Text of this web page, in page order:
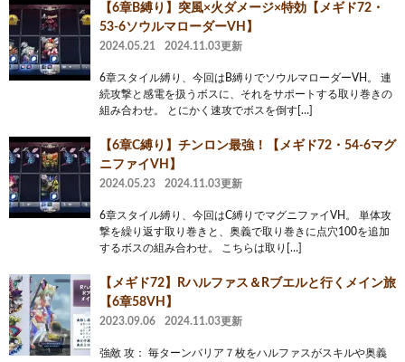
【6章B縛り】突風×火ダメージ×特効【メギド72・
53-6ソウルマローダーVH】
2024.05.21 2024.11.03更新
6章スタイル縛り、今回はB縛りでソウルマローダーVH。 連
続攻撃と感電を扱うボスに、それをサポートする取り巻きの
組み合わせ。 とにかく速攻でボスを倒す[…]
【6章C縛り】チンロン最強！【メギド72・54-6マグ
ニファイVH】
2024.05.23 2024.11.03更新
6章スタイル縛り、今回はC縛りでマグニファイVH。 単体攻
撃を繰り返す取り巻きと、奥義で取り巻きに点穴100を追加
するボスの組み合わせ。 こちらは取り[…]
【メギド72】Rハルファス＆Rブエルと行くメイン旅
【6章58VH】
2023.09.06 2024.11.03更新
強敵 攻： 毎ターンバリア７枚をハルファスがスキルや奥義